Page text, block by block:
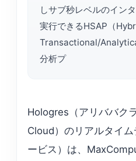
しサブ秒レベルのイン
実行できるHSAP（
Transactional/
分析プ
Hologres（アリババク
Cloud）のリアルタイ
ービス）は、